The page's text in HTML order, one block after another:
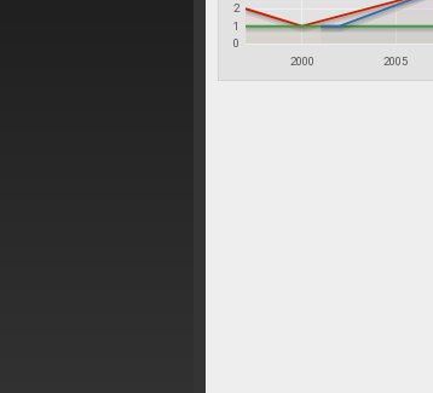
2000 2005
0
1
2